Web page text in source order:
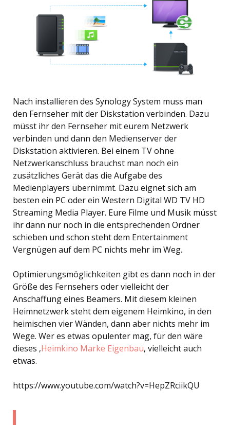
Nach installieren des Synology System muss man
den Fernseher mit der Diskstation verbinden. Dazu
müsst ihr den Fernseher mit eurem Netzwerk
verbinden und dann den Medienserver der
Diskstation aktivieren. Bei einem TV ohne
Netzwerkanschluss brauchst man noch ein
zusätzliches Gerät das die Aufgabe des
Medienplayers übernimmt. Dazu eignet sich am
besten ein PC oder ein Western Digital WD TV HD
Streaming Media Player. Eure Filme und Musik müsst
ihr dann nur noch in die entsprechenden Ordner
schieben und schon steht dem Entertainment
Vergnügen auf dem PC nichts mehr im Weg.
Optimierungsmöglichkeiten gibt es dann noch in der
Größe des Fernsehers oder vielleicht der
Anschaffung eines Beamers. Mit diesem kleinen
Heimnetzwerk steht dem eigenem Heimkino, in den
heimischen vier Wänden, dann aber nichts mehr im
Wege. Wer es etwas opulenter mag, für den wäre
dieses ‚Heimkino Marke Eigenbau‚ vielleicht auch
etwas.
https://www.youtube.com/watch?v=HepZRciikQU